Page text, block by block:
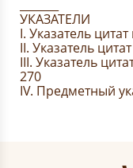
УКАЗАТЕЛИ
I. Указатель
II. Указатель
III. Указатель
270
IV. Предметный